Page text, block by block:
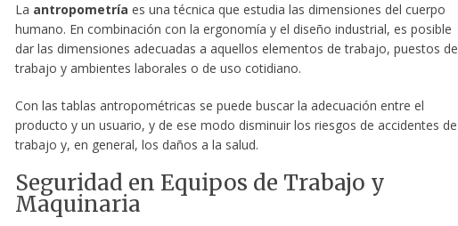
La antropometría es una técnica que estudia las dimensiones del cuerpo
humano. En combinación con la ergonomía y el diseño industrial, es posible
dar las dimensiones adecuadas a aquellos elementos de trabajo, puestos de
trabajo y ambientes laborales o de uso cotidiano.
Con las tablas antropométricas se puede buscar la adecuación entre el
producto y un usuario, y de ese modo disminuir los riesgos de accidentes de
trabajo y, en general, los daños a la salud.
Seguridad en Equipos de Trabajo y
Maquinaria